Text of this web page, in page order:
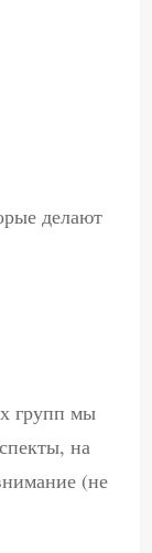
делают
групп мы
на
(не